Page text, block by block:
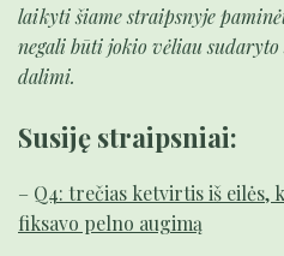
laikyti šiame straipsnyje
negali būti jokio vėliau
dalimi.
Susiję straipsniai:
– Q4: trečias ketvirtis iš eilės,
fiksavo pelno augimą